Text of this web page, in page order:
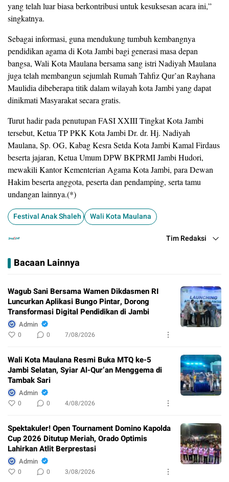
yang telah luar biasa berkontribusi untuk kesuksesan acara ini,”
singkatnya.
Sebagai informasi, guna mendukung tumbuh kembangnya
pendidikan agama di Kota Jambi bagi generasi masa depan
bangsa, Wali Kota Maulana bersama sang istri Nadiyah Maulana
juga telah membangun sejumlah Rumah Tahfiz Qur’an Rayhana
Maulidia dibeberapa titik dalam wilayah kota Jambi yang dapat
dinikmati Masyarakat secara gratis.
Turut hadir pada penutupan FASI XXIII Tingkat Kota Jambi
tersebut, Ketua TP PKK Kota Jambi Dr. dr. Hj. Nadiyah
Maulana, Sp. OG, Kabag Kesra Setda Kota Jambi Kamal Firdaus
beserta jajaran, Ketua Umum DPW BKPRMI Jambi Hudori,
mewakili Kantor Kementerian Agama Kota Jambi, para Dewan
Hakim beserta anggota, peserta dan pendamping, serta tamu
undangan lainnya.(*)
Festival Anak Shaleh IndonesiaWali Kota Maulana
Tim Redaksi
Bacaan Lainnya
Wagub Sani Bersama Wamen Dikdasmen RI
Luncurkan Aplikasi Bungo Pintar, Dorong
Transformasi Digital Pendidikan di Jambi
Admin
0 0 7/08/2026
Wali Kota Maulana Resmi Buka MTQ ke-5
Jambi Selatan, Syiar Al-Qur’an Menggema di
Tambak Sari
Admin
0 0 4/08/2026
Spektakuler! Open Tournament Domino Kapolda
Cup 2026 Ditutup Meriah, Orado Optimis
Lahirkan Atlit Berprestasi
Admin
0 0 3/08/2026